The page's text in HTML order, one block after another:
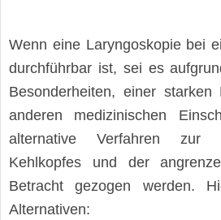
Wenn eine Laryngoskopie bei
durchführbar ist, sei es
Besonderheiten, einer starken
anderen medizinischen
alternative Verfahren zur
Kehlkopfes und der
Betracht gezogen werden.
Alternativen: